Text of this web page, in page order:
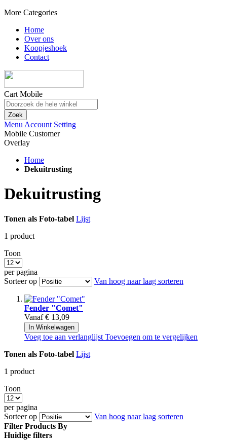
More Categories
Home
Over ons
Koopjeshoek
Contact
Cart Mobile
Zoek
Menu Account Setting
Mobile Customer
Overlay
Home
Dekuitrusting
Dekuitrusting
Tonen als Foto-tabel Lijst
1 product
Toon
per pagina
Sorteer op
Van hoog naar laag sorteren
Fender "Comet"
Vanaf € 13,09
In Winkelwagen
Voeg toe aan verlanglijst Toevoegen om te vergelijken
Tonen als Foto-tabel Lijst
1 product
Toon
per pagina
Sorteer op
Van hoog naar laag sorteren
Filter Products By
Huidige filters